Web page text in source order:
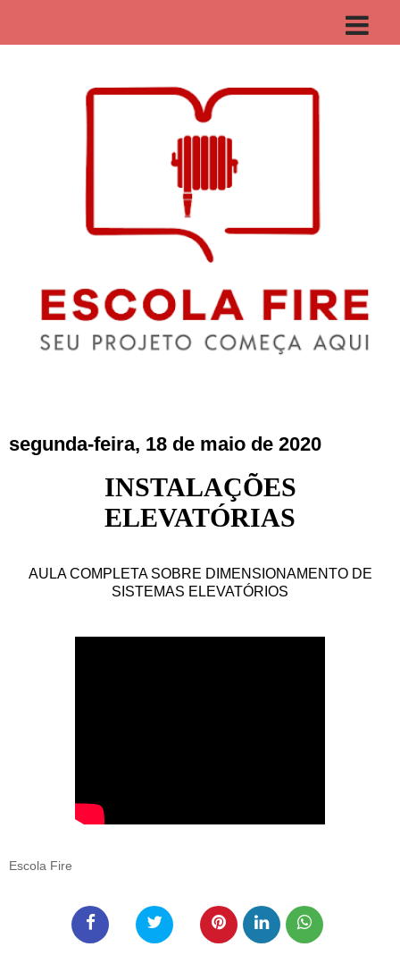
segunda-feira, 18 de maio de 2020
INSTALAÇÕES
ELEVATÓRIAS
AULA COMPLETA SOBRE DIMENSIONAMENTO DE
SISTEMAS ELEVATÓRIOS
Escola Fire